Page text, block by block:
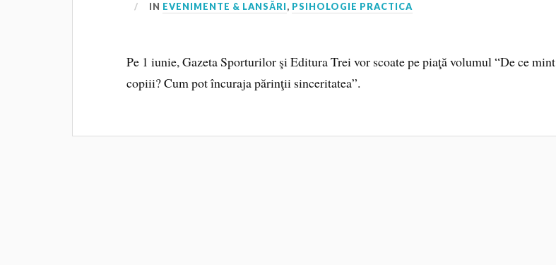
IN EVENIMENTE & LANSĂRI, PSIHOLOGIE PRACTICA
Pe 1 iunie, Gazeta Sporturilor şi Editura Trei vor scoate pe piaţă volumul “De ce mint
copiii? Cum pot încuraja părinţii sinceritatea”.